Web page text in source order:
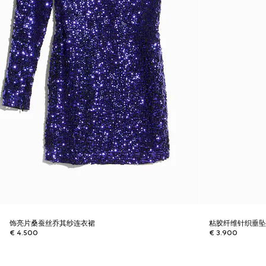
饰亮片桑蚕丝乔其纱连衣裙
€ 4.500
粘胶纤维针织垂
€ 3.900